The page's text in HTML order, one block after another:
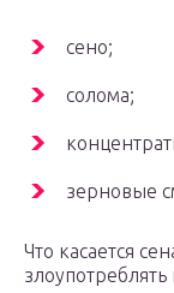
сено;
солома;
зерновые
Что касается